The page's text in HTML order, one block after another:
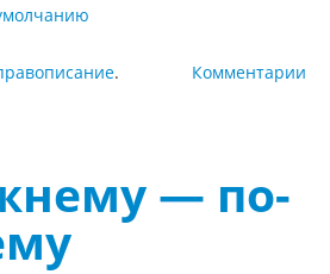
Комментарии
.
— по-